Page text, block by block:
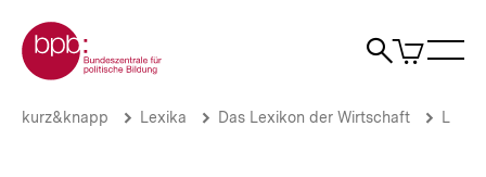
zum
Seiteninhalt
springen
Zur Startseite der bpb
Suche
Artikel
im
Lohnpfändung
Brotkrümelnavigation
Pfadnavigation
kurz&knapp Lexika Das Lexikon der Wirtschaft L